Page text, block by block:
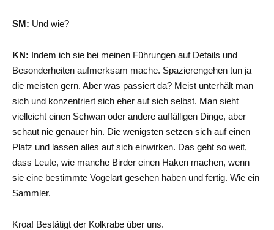
SM: Und wie?
KN: Indem ich sie bei meinen Führungen auf Details und
Besonderheiten aufmerksam mache. Spazierengehen tun ja
die meisten gern. Aber was passiert da? Meist unterhält man
sich und konzentriert sich eher auf sich selbst. Man sieht
vielleicht einen Schwan oder andere auffälligen Dinge, aber
schaut nie genauer hin. Die wenigsten setzen sich auf einen
Platz und lassen alles auf sich einwirken. Das geht so weit,
dass Leute, wie manche Birder einen Haken machen, wenn
sie eine bestimmte Vogelart gesehen haben und fertig. Wie ein
Sammler.
Kroa! Bestätigt der Kolkrabe über uns.